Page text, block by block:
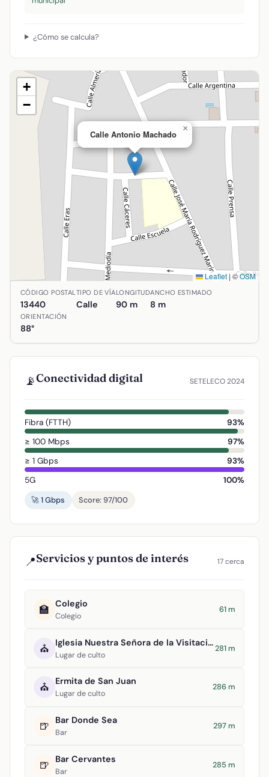
¿Cómo se calcula?
Calle Antonio Machado
×
+
−
Leaflet | ©OSM
Ubicación de Calle Antonio Machado en Argamasilla de
CÓDIGO POSTAL
13440
TIPO DE VÍA
Calle
LONGITUD
90 m
ANCHO ESTIMADO
8 m
ORIENTACIÓN
88°
📡Conectividad digital SETELECO 2024
Fibra (FTTH)
93%
≥ 100 Mbps
97%
≥ 1 Gbps
93%
5G
100%
🚀 1 Gbps
Score: 97/100
📍Servicios y puntos de interés 17 cerca
🏫 Colegio
Colegio
61 m
⛪ Iglesia Nuestra Señora de la Visitación
Lugar de culto
281 m
⛪ Ermita de San Juan
Lugar de culto
286 m
🍺 Bar Donde Sea
Bar
297 m
🍺 Bar Cervantes
Bar
285 m